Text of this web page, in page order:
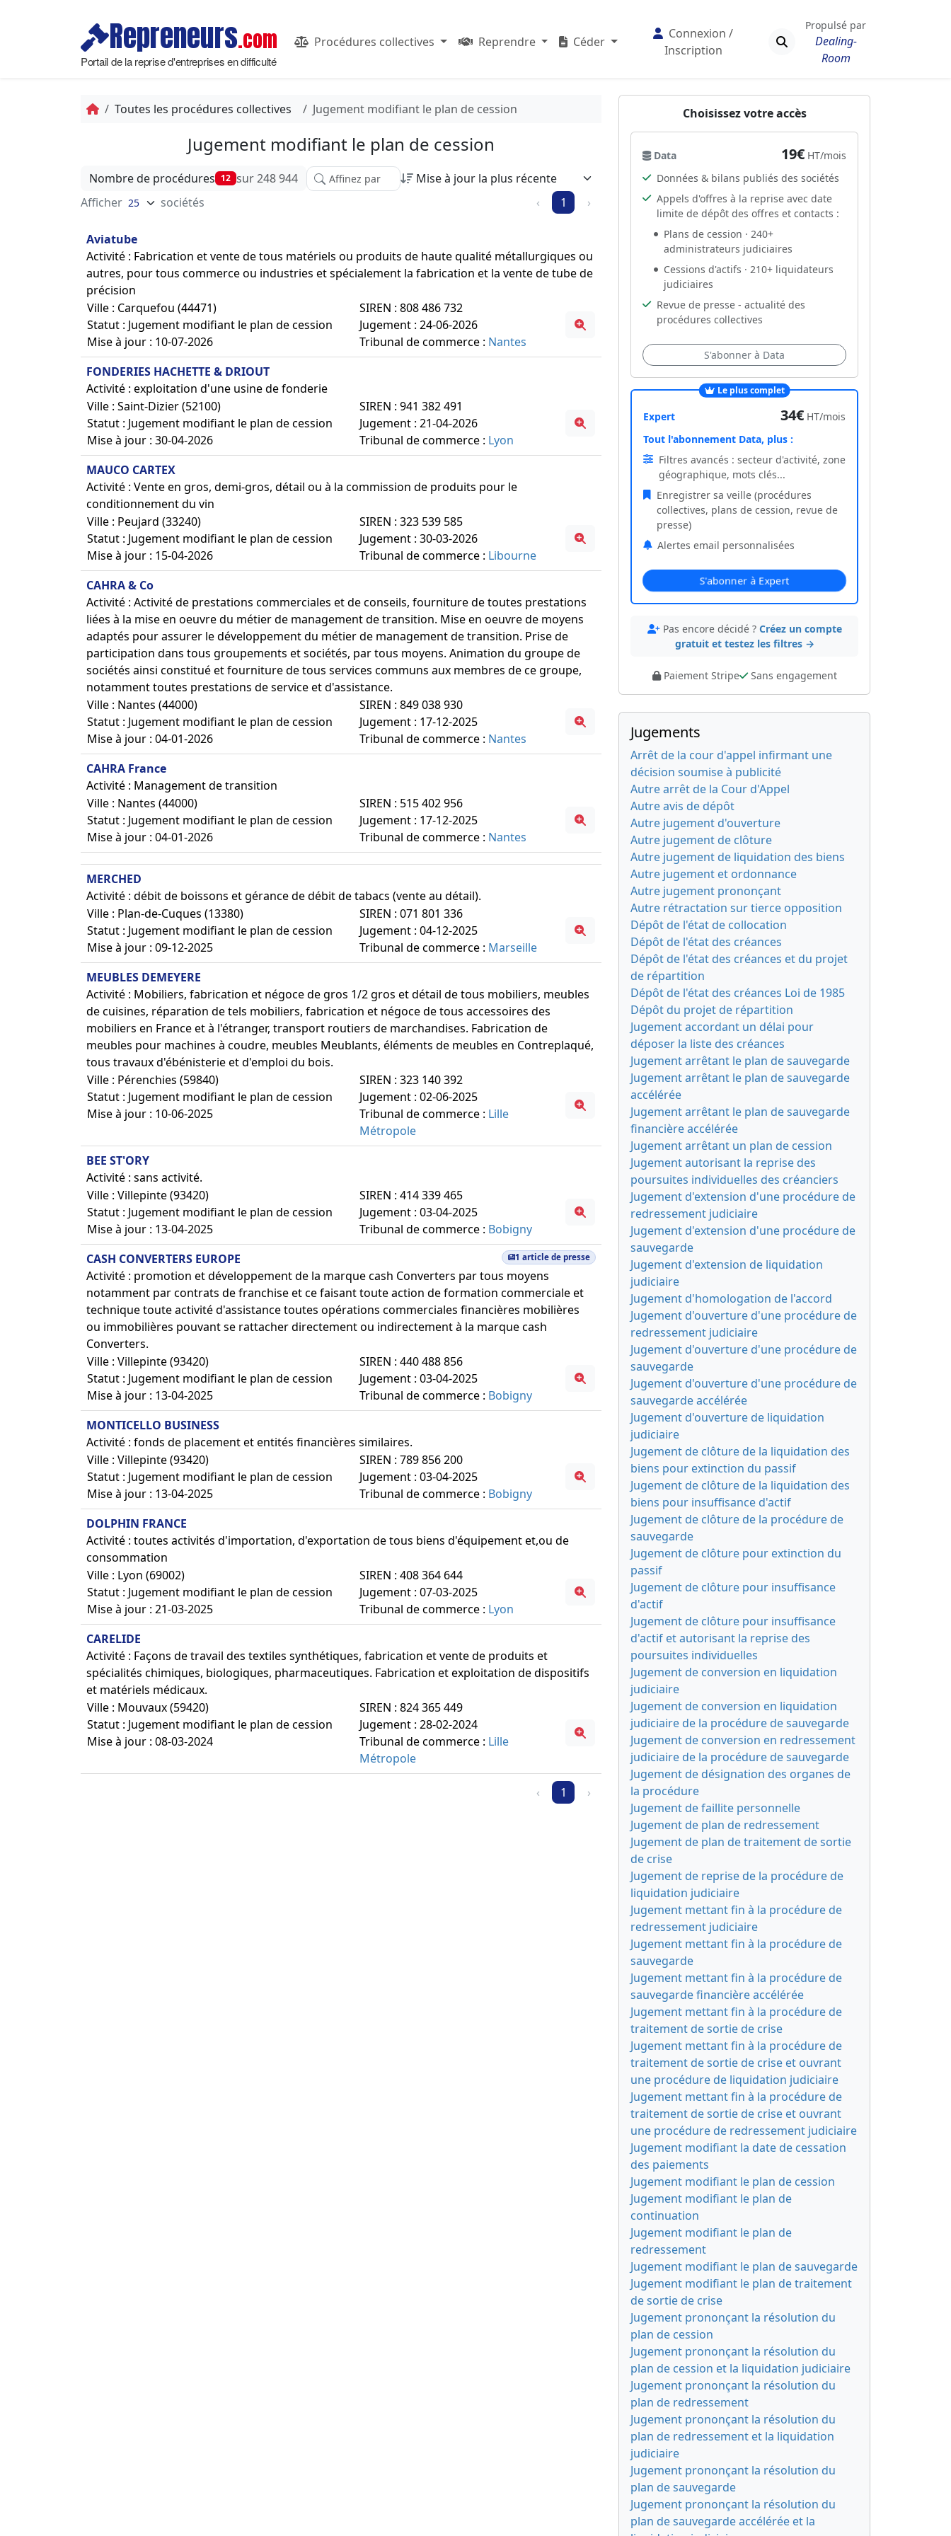
Repreneurs.com
Portail de la reprise d'entreprises en difficulté
Procédures collectives Reprendre Céder
Connexion /
Inscription
Propulsé par
Dealing-
Room
Toutes les procédures collectives Jugement modifiant le plan de cession
Jugement modifiant le plan de cession
Nombre de procédures 12 sur 248 944 Affinez votre recherche parmi les résultats :
Afficher
sociétés ‹ 1 ›
Aviatube
Activité : Fabrication et vente de tous matériels ou produits de haute qualité métallurgiques ou
autres, pour tous commerce ou industries et spécialement la fabrication et la vente de tube de
précision
Ville : Carquefou (44471)
Statut : Jugement modifiant le plan de cession
Mise à jour : 10-07-2026
SIREN : 808 486 732
Jugement : 24-06-2026
Tribunal de commerce : Nantes
FONDERIES HACHETTE & DRIOUT
Activité : exploitation d'une usine de fonderie
Ville : Saint-Dizier (52100)
Statut : Jugement modifiant le plan de cession
Mise à jour : 30-04-2026
SIREN : 941 382 491
Jugement : 21-04-2026
Tribunal de commerce : Lyon
MAUCO CARTEX
Activité : Vente en gros, demi-gros, détail ou à la commission de produits pour le
conditionnement du vin
Ville : Peujard (33240)
Statut : Jugement modifiant le plan de cession
Mise à jour : 15-04-2026
SIREN : 323 539 585
Jugement : 30-03-2026
Tribunal de commerce : Libourne
CAHRA & Co
Activité : Activité de prestations commerciales et de conseils, fourniture de toutes prestations
liées à la mise en oeuvre du métier de management de transition. Mise en oeuvre de moyens
adaptés pour assurer le développement du métier de management de transition. Prise de
participation dans tous groupements et sociétés, par tous moyens. Animation du groupe de
sociétés ainsi constitué et fourniture de tous services communs aux membres de ce groupe,
notamment toutes prestations de service et d'assistance.
Ville : Nantes (44000)
Statut : Jugement modifiant le plan de cession
Mise à jour : 04-01-2026
SIREN : 849 038 930
Jugement : 17-12-2025
Tribunal de commerce : Nantes
CAHRA France
Activité : Management de transition
Ville : Nantes (44000)
Statut : Jugement modifiant le plan de cession
Mise à jour : 04-01-2026
SIREN : 515 402 956
Jugement : 17-12-2025
Tribunal de commerce : Nantes
MERCHED
Activité : débit de boissons et gérance de débit de tabacs (vente au détail).
Ville : Plan-de-Cuques (13380)
Statut : Jugement modifiant le plan de cession
Mise à jour : 09-12-2025
SIREN : 071 801 336
Jugement : 04-12-2025
Tribunal de commerce : Marseille
MEUBLES DEMEYERE
Activité : Mobiliers, fabrication et négoce de gros 1/2 gros et détail de tous mobiliers, meubles
de cuisines, réparation de tels mobiliers, fabrication et négoce de tous accessoires des
mobiliers en France et à l'étranger, transport routiers de marchandises. Fabrication de
meubles pour machines à coudre, meubles Meublants, éléments de meubles en Contreplaqué,
tous travaux d'ébénisterie et d'emploi du bois.
Ville : Pérenchies (59840)
Statut : Jugement modifiant le plan de cession
Mise à jour : 10-06-2025
SIREN : 323 140 392
Jugement : 02-06-2025
Tribunal de commerce : Lille
Métropole
BEE ST'ORY
Activité : sans activité.
Ville : Villepinte (93420)
Statut : Jugement modifiant le plan de cession
Mise à jour : 13-04-2025
SIREN : 414 339 465
Jugement : 03-04-2025
Tribunal de commerce : Bobigny
CASH CONVERTERS EUROPE
1 article de presse
Activité : promotion et développement de la marque cash Converters par tous moyens
notamment par contrats de franchise et ce faisant toute action de formation commerciale et
technique toute activité d'assistance toutes opérations commerciales financières mobilières
ou immobilières pouvant se rattacher directement ou indirectement à la marque cash
Converters.
Ville : Villepinte (93420)
Statut : Jugement modifiant le plan de cession
Mise à jour : 13-04-2025
SIREN : 440 488 856
Jugement : 03-04-2025
Tribunal de commerce : Bobigny
MONTICELLO BUSINESS
Activité : fonds de placement et entités financières similaires.
Ville : Villepinte (93420)
Statut : Jugement modifiant le plan de cession
Mise à jour : 13-04-2025
SIREN : 789 856 200
Jugement : 03-04-2025
Tribunal de commerce : Bobigny
DOLPHIN FRANCE
Activité : toutes activités d'importation, d'exportation de tous biens d'équipement et,ou de
consommation
Ville : Lyon (69002)
Statut : Jugement modifiant le plan de cession
Mise à jour : 21-03-2025
SIREN : 408 364 644
Jugement : 07-03-2025
Tribunal de commerce : Lyon
CARELIDE
Activité : Façons de travail des textiles synthétiques, fabrication et vente de produits et
spécialités chimiques, biologiques, pharmaceutiques. Fabrication et exploitation de dispositifs
et matériels médicaux.
Ville : Mouvaux (59420)
Statut : Jugement modifiant le plan de cession
Mise à jour : 08-03-2024
SIREN : 824 365 449
Jugement : 28-02-2024
Tribunal de commerce : Lille
Métropole
‹ 1 ›
Choisissez votre accès
Data 19€ HT/mois
Données & bilans publiés des sociétés
Appels d'offres à la reprise avec date
limite de dépôt des offres et contacts :
Plans de cession · 240+
administrateurs judiciaires
Cessions d'actifs · 210+ liquidateurs
judiciaires
Revue de presse - actualité des
procédures collectives
S'abonner à Data
Le plus complet
Expert 34€ HT/mois
Tout l'abonnement Data, plus :
Filtres avancés : secteur d'activité, zone
géographique, mots clés...
Enregistrer sa veille (procédures
collectives, plans de cession, revue de
presse)
Alertes email personnalisées
S'abonner à Expert
Pas encore décidé ? Créez un compte
gratuit et testez les filtres →
Paiement Stripe Sans engagement
Jugements
Arrêt de la cour d'appel infirmant une
décision soumise à publicité
Autre arrêt de la Cour d'Appel
Autre avis de dépôt
Autre jugement d'ouverture
Autre jugement de clôture
Autre jugement de liquidation des biens
Autre jugement et ordonnance
Autre jugement prononçant
Autre rétractation sur tierce opposition
Dépôt de l'état de collocation
Dépôt de l'état des créances
Dépôt de l'état des créances et du projet
de répartition
Dépôt de l'état des créances Loi de 1985
Dépôt du projet de répartition
Jugement accordant un délai pour
déposer la liste des créances
Jugement arrêtant le plan de sauvegarde
Jugement arrêtant le plan de sauvegarde
accélérée
Jugement arrêtant le plan de sauvegarde
financière accélérée
Jugement arrêtant un plan de cession
Jugement autorisant la reprise des
poursuites individuelles des créanciers
Jugement d'extension d'une procédure de
redressement judiciaire
Jugement d'extension d'une procédure de
sauvegarde
Jugement d'extension de liquidation
judiciaire
Jugement d'homologation de l'accord
Jugement d'ouverture d'une procédure de
redressement judiciaire
Jugement d'ouverture d'une procédure de
sauvegarde
Jugement d'ouverture d'une procédure de
sauvegarde accélérée
Jugement d'ouverture de liquidation
judiciaire
Jugement de clôture de la liquidation des
biens pour extinction du passif
Jugement de clôture de la liquidation des
biens pour insuffisance d'actif
Jugement de clôture de la procédure de
sauvegarde
Jugement de clôture pour extinction du
passif
Jugement de clôture pour insuffisance
d'actif
Jugement de clôture pour insuffisance
d'actif et autorisant la reprise des
poursuites individuelles
Jugement de conversion en liquidation
judiciaire
Jugement de conversion en liquidation
judiciaire de la procédure de sauvegarde
Jugement de conversion en redressement
judiciaire de la procédure de sauvegarde
Jugement de désignation des organes de
la procédure
Jugement de faillite personnelle
Jugement de plan de redressement
Jugement de plan de traitement de sortie
de crise
Jugement de reprise de la procédure de
liquidation judiciaire
Jugement mettant fin à la procédure de
redressement judiciaire
Jugement mettant fin à la procédure de
sauvegarde
Jugement mettant fin à la procédure de
sauvegarde financière accélérée
Jugement mettant fin à la procédure de
traitement de sortie de crise
Jugement mettant fin à la procédure de
traitement de sortie de crise et ouvrant
une procédure de liquidation judiciaire
Jugement mettant fin à la procédure de
traitement de sortie de crise et ouvrant
une procédure de redressement judiciaire
Jugement modifiant la date de cessation
des paiements
Jugement modifiant le plan de cession
Jugement modifiant le plan de
continuation
Jugement modifiant le plan de
redressement
Jugement modifiant le plan de sauvegarde
Jugement modifiant le plan de traitement
de sortie de crise
Jugement prononçant la résolution du
plan de cession
Jugement prononçant la résolution du
plan de cession et la liquidation judiciaire
Jugement prononçant la résolution du
plan de redressement
Jugement prononçant la résolution du
plan de redressement et la liquidation
judiciaire
Jugement prononçant la résolution du
plan de sauvegarde
Jugement prononçant la résolution du
plan de sauvegarde accélérée et la